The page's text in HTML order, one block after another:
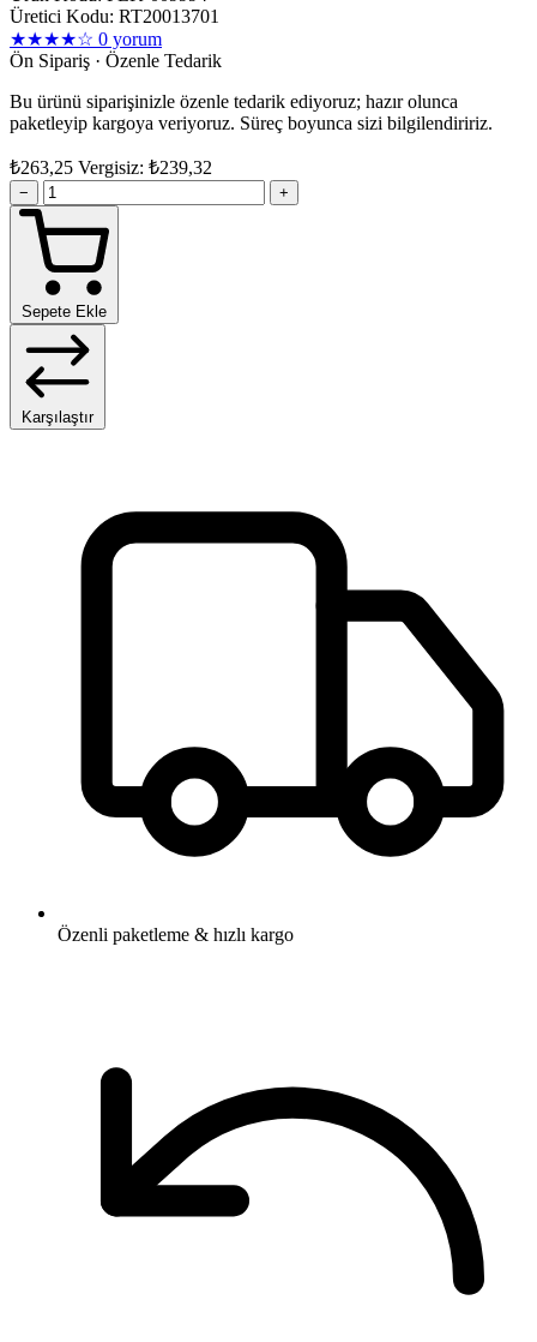
Üretici Kodu: RT20013701
★★★★☆ 0 yorum
Ön Sipariş · Özenle Tedarik
Bu ürünü siparişinizle özenle tedarik ediyoruz; hazır olunca
paketleyip kargoya veriyoruz. Süreç boyunca sizi bilgilendiririz.
₺263,25 Vergisiz: ₺239,32
− +
Sepete Ekle
Karşılaştır
Özenli paketleme & hızlı kargo